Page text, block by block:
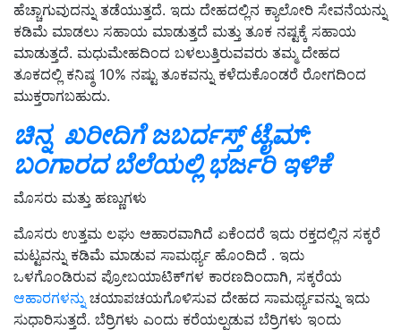
ಹೆಚ್ಚಾಗುವುದನ್ನು ತಡೆಯುತ್ತದೆ. ಇದು ದೇಹದಲ್ಲಿನ ಕ್ಯಾಲೋರಿ ಸೇವನೆಯನ್ನು
ಕಡಿಮೆ ಮಾಡಲು ಸಹಾಯ ಮಾಡುತ್ತದೆ ಮತ್ತು ತೂಕ ನಷ್ಟಕ್ಕೆ ಸಹಾಯ
ಮಾಡುತ್ತದೆ. ಮಧುಮೇಹದಿಂದ ಬಳಲುತ್ತಿರುವವರು ತಮ್ಮ ದೇಹದ
ತೂಕದಲ್ಲಿ ಕನಿಷ್ಠ 10% ನಷ್ಟು ತೂಕವನ್ನು ಕಳೆದುಕೊಂಡರೆ ರೋಗದಿಂದ
ಮುಕ್ತರಾಗಬಹುದು.
ಚಿನ್ನ ಖರೀದಿಗೆ ಜಬರ್ದಸ್ತ್‌ ಟೈಮ್‌:
ಬಂಗಾರದ ಬೆಲೆಯಲ್ಲಿ ಭರ್ಜರಿ ಇಳಿಕೆ
ಮೊಸರು ಮತ್ತು ಹಣ್ಣುಗಳು
ಮೊಸರು ಉತ್ತಮ ಲಘು ಆಹಾರವಾಗಿದೆ ಏಕೆಂದರೆ ಇದು ರಕ್ತದಲ್ಲಿನ ಸಕ್ಕರೆ
ಮಟ್ಟವನ್ನು ಕಡಿಮೆ ಮಾಡುವ ಸಾಮರ್ಥ್ಯ ಹೊಂದಿದೆ . ಇದು
ಒಳಗೊಂಡಿರುವ ಪ್ರೋಬಯಾಟಿಕ್‌ಗಳ ಕಾರಣದಿಂದಾಗಿ, ಸಕ್ಕರೆಯ
ಆಹಾರಗಳನ್ನುಚಯಾಪಚಯಗೊಳಿಸುವ ದೇಹದ ಸಾಮರ್ಥ್ಯವನ್ನು ಇದು
ಸುಧಾರಿಸುತ್ತದೆ. ಬೆರ್ರಿಗಳು ಎಂದು ಕರೆಯಲ್ಪಡುವ ಬೆರ್ರಿಗಳು ಇಂದು